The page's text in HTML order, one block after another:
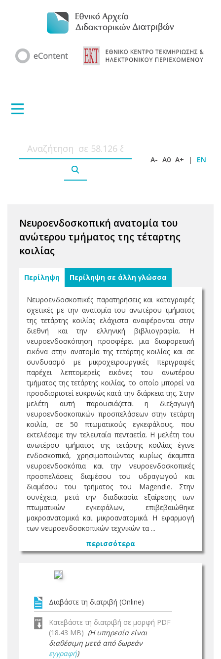
A- A0 A+ | EN
Νευροενδοσκοπική ανατομία του
ανώτερου τμήματος της τέταρτης
κοιλίας
Περίληψη Περίληψη σε άλλη γλώσσα
Νευροενδοσκοπικές παρατηρήσεις και καταγραφές
σχετικές με την ανατομία του ανωτέρου τμήματος
της τετάρτης κοιλίας ελάχιστα αναφέρονται στην
διεθνή και την ελληνική βιβλιογραφία. Η
νευροενδοσκόπηση προσφέρει μια διαφορετική
εικόνα στην ανατομία της τετάρτης κοιλίας και σε
συνδυασμό με μικροχειρουργικές περιγραφές
παρέχει λεπτομερείς εικόνες του ανωτέρου
τμήματος της τετάρτης κοιλίας, το οποίο μπορεί να
προσδιοριστεί ευκρινώς κατά την διάρκεια της. Στην
μελέτη αυτή παρουσιάζεται η διεξαγωγή
νευροενδοσκοπικών προσπελάσεων στην τετάρτη
κοιλία, σε 50 πτωματικούς εγκεφάλους, που
εκτελέσαμε την τελευταία πενταετία. Η μελέτη του
ανωτέρου τμήματος της τετάρτης κοιλίας έγινε
ενδοσκοπικά, χρησιμοποιώντας κυρίως άκαμπτα
νευροενδοσκόπια και την νευροενδοσκοπικές
προσπελάσεις διαμέσου του υδραγωγού και
διαμέσου του τρήματος του Magendie. Στην
συνέχεια, μετά την διαδικασία εξαίρεσης των
πτωματικών εγκεφάλων, επιβεβαιώθηκε
μακροανατομικά και μικροανατομικά. Η εφαρμογή
των νευροενδοσκοπικών τεχνικών τα ...
περισσότερα
Διαβάστε τη διατριβή (Online)
Κατεβάστε τη διατριβή σε μορφή PDF
(18.43 MB) (Η υπηρεσία είναι
διαθέσιμη μετά από δωρεάν
εγγραφή)